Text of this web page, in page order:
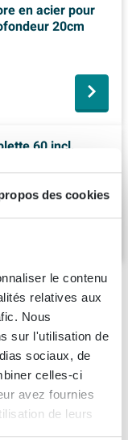
des cookies
le contenu
relatives aux
Nous
sur l'utilisation de
sociaux, de
celles-ci
avez fournies
de leurs
en acier pour
20cm
60 incl.
- viking shield
longueur de
complément
élégant, ce qui
OCS60FC